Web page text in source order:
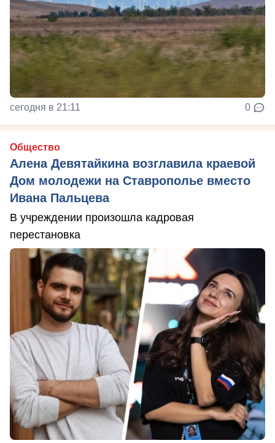
сегодня в 21:11 0
Общество
Алена Девятайкина возглавила краевой
Дом молодежи на Ставрополье вместо
Ивана Пальцева
В учреждении произошла кадровая
перестановка